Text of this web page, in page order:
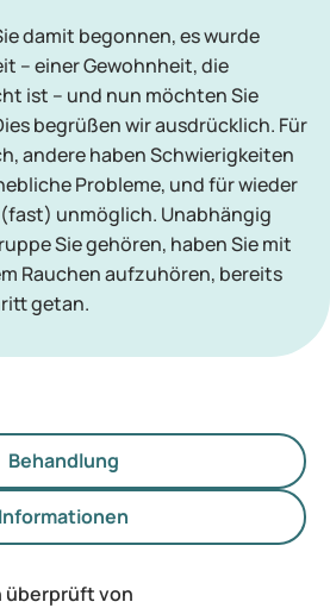
damit begonnen, es wurde
– einer Gewohnheit, die
ist – und nun möchten Sie
begrüßen wir ausdrücklich. Für
andere haben Schwierigkeiten
Probleme, und für wieder
unmöglich. Unabhängig
Sie gehören, haben Sie mit
Rauchen aufzuhören, bereits
getan.
Behandlung
Informationen
überprüft von